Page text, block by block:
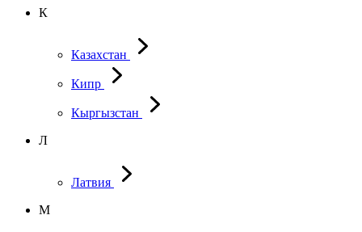
К
Казахстан
Кипр
Кыргызстан
Л
Латвия
М